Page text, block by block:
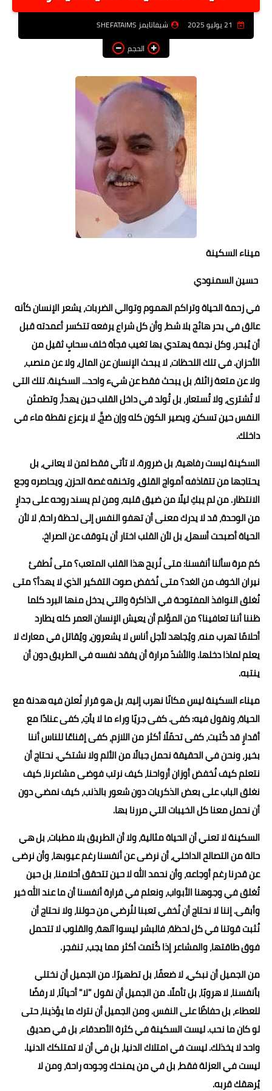
أخبار الرياصة
منوعات
خدمات
اخبار فنيه
التعليم
الصحه
الطقس
معلومه قانونيه
خدمات
الصحه والجمال
فن المطبخ
مقالات
شيفاتايمز SHEFATAIMS
الحجم
ميناء السكينة
حسين السمنودي
في زحمة الحياة وتراكم الهموم وتوالي الضربات، يشعر الإنسان كأنه
عالق في بحر هائج بلا شط، وأن كل شراع يرفعه تتكسر أعمدته قبل
أن يُبحر، وكل نجمة يهتدي بها تغيب فجأة خلف سحابٍ ثقيل من
الأحزان. في تلك اللحظات، لا يبحث الإنسان عن المال، ولا عن منصب،
ولا عن متعة زائلة، بل يبحث فقط عن شيء واحد... السكينة. تلك التي
لا تُشترى، ولا تُستعار، بل تُولد في داخل القلب حين يهدأ، وتطمئن
النفس حين تسكن، ويصير الكون كله وإن ضجَّ، لا يزعزع نقطة ماء في
داخلك.
السكينة ليست رفاهية، بل ضرورة. لا تأتي فقط لمن لا يعاني، بل
يحتاجها من تتقاذفه أمواج القلق، وتخنقه غصة الحزن، ويحاصره وجع
الانتظار. من لم يبكِ ليلًا من ضيق قلبه، ومن لم يسند روحه على جدارٍ
من الوحدة، قد لا يدرك معنى أن تهفو النفس إلى لحظة راحة، لا لأن
الحياة أصبحت أسهل، بل لأن القلب اختار أن يتوقف عن الصراخ.
كم مرة سألنا أنفسنا: متى نُريح هذا القلب المتعب؟ متى نُطفئ
نيران الخوف من الغد؟ متى نُخفض صوت التفكير الذي لا يهدأ؟ متى
نُغلق النوافذ المفتوحة في الذاكرة والتي يدخل منها البرد كلما
ظننا أننا تعافينا؟ من المؤلم أن يعيش الإنسان العمر كله يطارد
أحلامًا تهرب منه، ويُجاهد لأجل أناس لا يشعرون، ويُقاتل في معارك لا
يعلم لماذا دخلها. والأشدّ مرارة أن يفقد نفسه في الطريق دون أن
ينتبه.
ميناء السكينة ليس مكانًا نهرب إليه، بل هو قرار نُعلن فيه هدنة مع
الحياة، ونقول فيه: كفى. كفى جريًا وراء ما لا يأتِ، كفى عنادًا مع
أقدارٍ قد كُتبت، كفى تحمّلًا أكثر من اللازم، كفى إقناعًا للناس أننا
بخير، ونحن في الحقيقة نحمل جبالًا من الألم ولا نشتكي. نحتاج أن
نتعلم كيف نُخفض أوزان أرواحنا، كيف نرتب فوضى مشاعرنا، كيف
نغلق الباب على بعض الذكريات دون شعور بالذنب، كيف نمضي دون
أن نحمل معنا كل الخيبات التي مررنا بها.
السكينة لا تعني أن الحياة مثالية، ولا أن الطريق بلا مطبات، بل هي
حالة من التصالح الداخلي، أن نرضى عن أنفسنا رغم عيوبها، وأن نرضى
عن قدرنا رغم أوجاعه، وأن نحمد الله لا حين تتحقق أحلامنا، بل حين
تُغلق في وجوهنا الأبواب، ونعلم في قرارة أنفسنا أن ما عند الله خير
وأبقى. إننا لا نحتاج أن نُخفي تعبنا لنُرضي من حولنا، ولا نحتاج أن
نُثبت قوتنا في كل لحظة، فالبشر ليسوا آلهة، والقلوب لا تتحمل
فوق طاقتها، والمشاعر إذا كُتمت أكثر مما يجب، تنفجر.
من الجميل أن نبكي، لا ضعفًا، بل تطهيرًا. من الجميل أن نختلي
بأنفسنا، لا هروبًا، بل تأملًا. من الجميل أن نقول "لا" أحيانًا، لا رفضًا
للعطاء، بل حفاظًا على النفس. ومن الجميل أن نترك ما يؤذينا، حتى
لو كان ما نحب. ليست السكينة في كثرة الأصدقاء، بل في صديق
واحد لا يخذلك. ليست في امتلاك الدنيا، بل في أن لا تمتلكك الدنيا.
ليست في العزلة فقط، بل في من يمنحك وجوده راحة، ومن لا
يُرهقك قربه.